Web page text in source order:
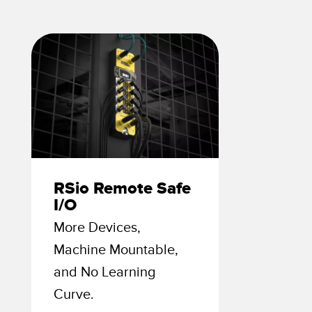
sensori
Banner
TECNOLOGIA
Sensori con IO-Link
RSio Remote Safe
I/O
More Devices,
Machine Mountable,
and No Learning
Curve.